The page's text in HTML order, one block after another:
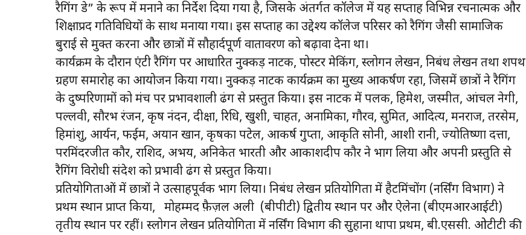
रैगिंग डे” के रूप में मनाने का निर्देश दिया गया है, जिसके अंतर्गत कॉलेज में यह सप्ताह विभिन्न रचनात्मक और
शिक्षाप्रद गतिविधियों के साथ मनाया गया। इस सप्ताह का उद्देश्य कॉलेज परिसर को रैगिंग जैसी सामाजिक
बुराई से मुक्त करना और छात्रों में सौहार्दपूर्ण वातावरण को बढ़ावा देना था।
कार्यक्रम के दौरान एंटी रैगिंग पर आधारित नुक्कड़ नाटक, पोस्टर मेकिंग, स्लोगन लेखन, निबंध लेखन तथा शपथ
ग्रहण समारोह का आयोजन किया गया। नुक्कड़ नाटक कार्यक्रम का मुख्य आकर्षण रहा, जिसमें छात्रों ने रैगिंग
के दुष्परिणामों को मंच पर प्रभावशाली ढंग से प्रस्तुत किया। इस नाटक में पलक, हिमेश, जस्मीत, आंचल नेगी,
पल्लवी, सौरभ रंजन, कृष नंदन, दीक्षा, रिधि, खुशी, चाहत, अनामिका, गौरव, सुमित, आदित्य, मनराज, तरसेम,
हिमांशु, आर्यन, फईम, अयान खान, कृषका पटेल, आकर्ष गुप्ता, आकृति सोनी, आशी रानी, ज्योतिष्णा दत्ता,
परमिंदरजीत कौर, राशिद, अभय, अनिकेत भारती और आकाशदीप कौर ने भाग लिया और अपनी प्रस्तुति से
रैगिंग विरोधी संदेश को प्रभावी ढंग से प्रस्तुत किया।
प्रतियोगिताओं में छात्रों ने उत्साहपूर्वक भाग लिया। निबंध लेखन प्रतियोगिता में हैटमिंचोंग (नर्सिंग विभाग) ने
प्रथम स्थान प्राप्त किया, मोहम्मद फ़ैज़ल अली (बीपीटी) द्वितीय स्थान पर और ऐलेना (बीएमआरआईटी)
तृतीय स्थान पर रहीं। स्लोगन लेखन प्रतियोगिता में नर्सिंग विभाग की सुहाना थापा प्रथम, बी.एससी. ओटीटी की